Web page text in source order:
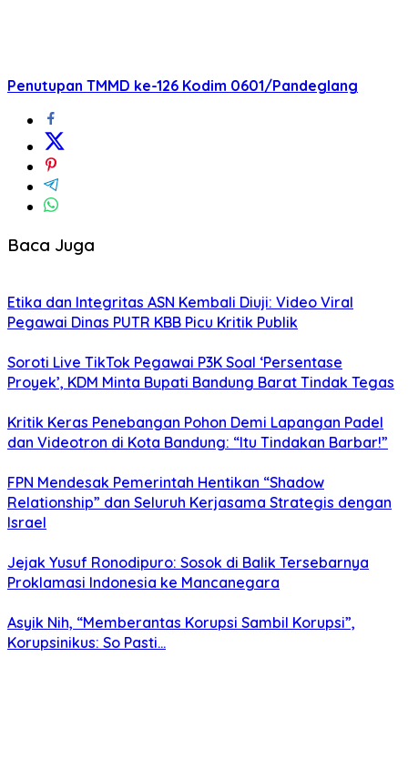
Penutupan TMMD ke-126 Kodim 0601/Pandeglang
Baca Juga
Etika dan Integritas ASN Kembali Diuji: Video Viral
Pegawai Dinas PUTR KBB Picu Kritik Publik
Soroti Live TikTok Pegawai P3K Soal ‘Persentase
Proyek’, KDM Minta Bupati Bandung Barat Tindak Tegas
Kritik Keras Penebangan Pohon Demi Lapangan Padel
dan Videotron di Kota Bandung: “Itu Tindakan Barbar!”
FPN Mendesak Pemerintah Hentikan “Shadow
Relationship” dan Seluruh Kerjasama Strategis dengan
Israel
Jejak Yusuf Ronodipuro: Sosok di Balik Tersebarnya
Proklamasi Indonesia ke Mancanegara
Asyik Nih, “Memberantas Korupsi Sambil Korupsi”,
Korupsinikus: So Pasti…